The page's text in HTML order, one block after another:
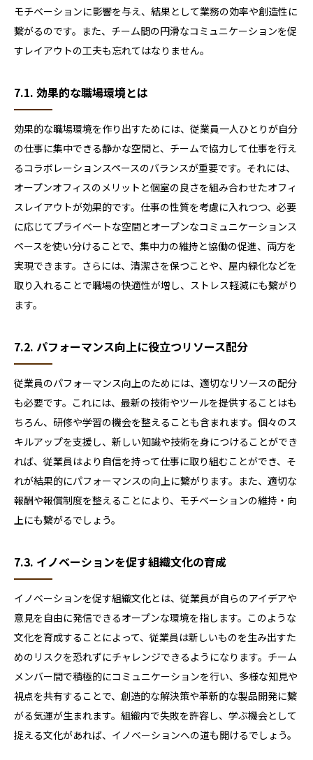
モチベーションに影響を与え、結果として業務の効率や創造性に
繋がるのです。また、チーム間の円滑なコミュニケーションを促
すレイアウトの工夫も忘れてはなりません。
7.1. 効果的な職場環境とは
効果的な職場環境を作り出すためには、従業員一人ひとりが自分
の仕事に集中できる静かな空間と、チームで協力して仕事を行え
るコラボレーションスペースのバランスが重要です。それには、
オープンオフィスのメリットと個室の良さを組み合わせたオフィ
スレイアウトが効果的です。仕事の性質を考慮に入れつつ、必要
に応じてプライベートな空間とオープンなコミュニケーションス
ペースを使い分けることで、集中力の維持と協働の促進、両方を
実現できます。さらには、清潔さを保つことや、屋内緑化などを
取り入れることで職場の快適性が増し、ストレス軽減にも繋がり
ます。
7.2. パフォーマンス向上に役立つリソース配分
従業員のパフォーマンス向上のためには、適切なリソースの配分
も必要です。これには、最新の技術やツールを提供することはも
ちろん、研修や学習の機会を整えることも含まれます。個々のス
キルアップを支援し、新しい知識や技術を身につけることができ
れば、従業員はより自信を持って仕事に取り組むことができ、そ
れが結果的にパフォーマンスの向上に繋がります。また、適切な
報酬や報償制度を整えることにより、モチベーションの維持・向
上にも繋がるでしょう。
7.3. イノベーションを促す組織文化の育成
イノベーションを促す組織文化とは、従業員が自らのアイデアや
意見を自由に発信できるオープンな環境を指します。このような
文化を育成することによって、従業員は新しいものを生み出すた
めのリスクを恐れずにチャレンジできるようになります。チーム
メンバー間で積極的にコミュニケーションを行い、多様な知見や
視点を共有することで、創造的な解決策や革新的な製品開発に繋
がる気運が生まれます。組織内で失敗を許容し、学ぶ機会として
捉える文化があれば、イノベーションへの道も開けるでしょう。